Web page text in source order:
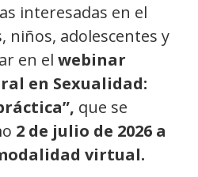
interesadas en el
niños, adolescentes y
en el webinar
en Sexualidad:
que se
2 de julio de 2026 a
virtual.